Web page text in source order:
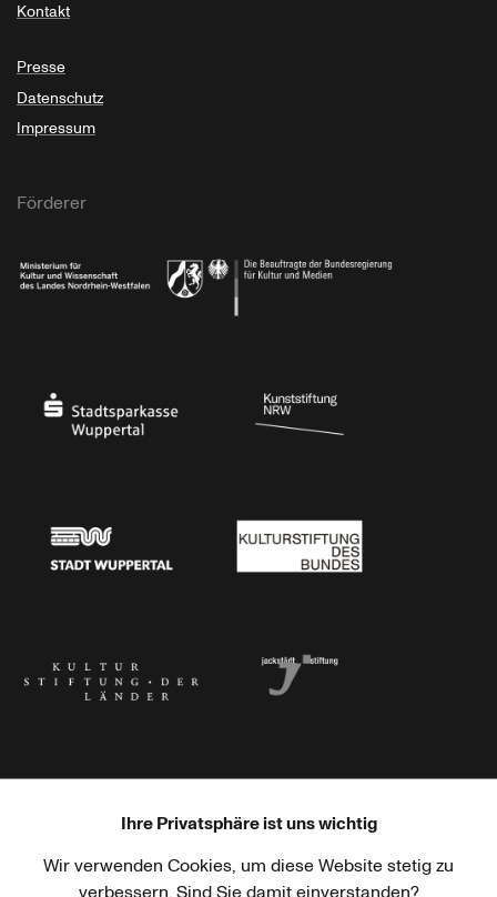
Kontakt
Presse
Datenschutz
Impressum
Förderer
Haus der Kulturen der Welt Goethe-Institut
Ihre Privatsphäre ist uns wichtig
Wir verwenden Cookies, um diese Website stetig zu